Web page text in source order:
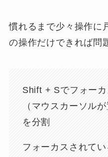
慣れるまで少々操作に
の操作だけできれば問
Shift + Sでフォー
（マウスカーソル
を分割
フォーカスされて